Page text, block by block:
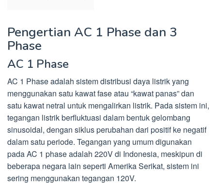
Pengertian AC 1 Phase dan 3
Phase
AC 1 Phase
AC 1 Phase adalah sistem distribusi daya listrik yang
menggunakan satu kawat fase atau “kawat panas” dan
satu kawat netral untuk mengalirkan listrik. Pada sistem ini,
tegangan listrik berfluktuasi dalam bentuk gelombang
sinusoidal, dengan siklus perubahan dari positif ke negatif
dalam satu periode. Tegangan yang umum digunakan
pada AC 1 phase adalah 220V di Indonesia, meskipun di
beberapa negara lain seperti Amerika Serikat, sistem ini
sering menggunakan tegangan 120V.